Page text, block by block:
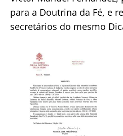
para a Doutrina da Fé, e
secretários do mesmo